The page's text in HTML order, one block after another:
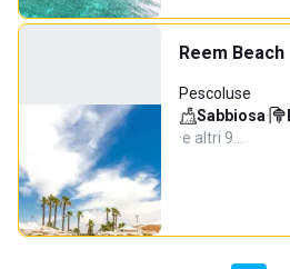
Reem Beach
Pescoluse
Sabbiosa·
·e altri 9…